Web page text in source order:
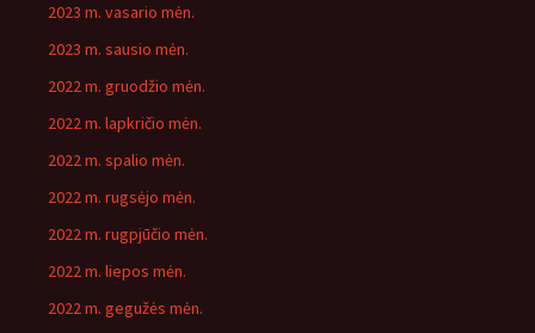
2023 m. vasario mėn.
2023 m. sausio mėn.
2022 m. gruodžio mėn.
2022 m. lapkričio mėn.
2022 m. spalio mėn.
2022 m. rugsėjo mėn.
2022 m. rugpjūčio mėn.
2022 m. liepos mėn.
2022 m. gegužės mėn.